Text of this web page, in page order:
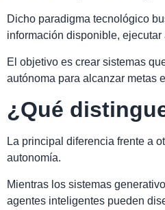
Dicho paradigma tecnológico
información disponible,
El objetivo es crear sistemas
autónoma para alcanzar metas
¿Qué
La principal diferencia frente a
autonomía.
Mientras los sistemas
agentes inteligentes pueden